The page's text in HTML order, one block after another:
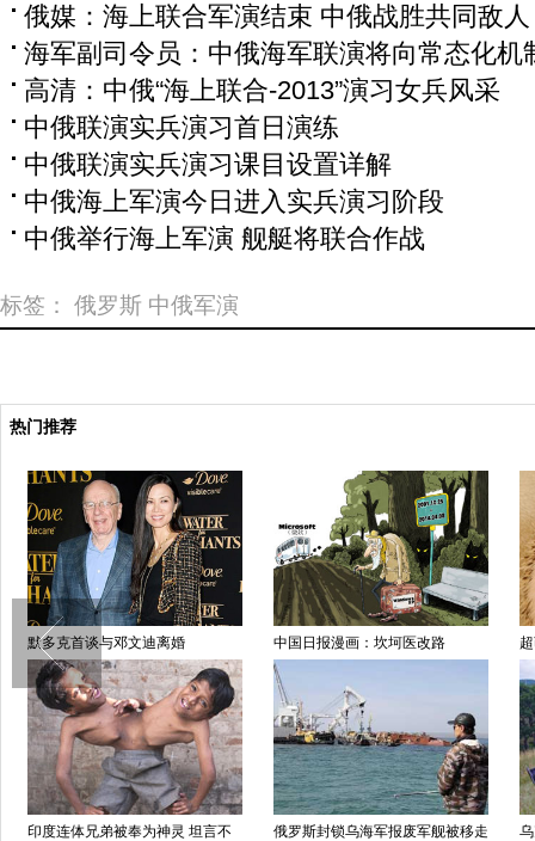
俄媒：海上联合军演结束 中俄战胜共同敌人
海军副司令员：中俄海军联演将向常态化机
高清：中俄“海上联合-2013”演习女兵风采
中俄联演实兵演习首日演练
中俄联演实兵演习课目设置详解
中俄海上军演今日进入实兵演习阶段
中俄举行海上军演 舰艇将联合作战
标签： 俄罗斯 中俄军演
热门推荐
默多克首谈与邓文迪离婚 中国日报漫画：坎坷医改路
印度连体兄弟被奉为神灵 坦言不
俄罗斯封锁乌海军报废军舰被移走